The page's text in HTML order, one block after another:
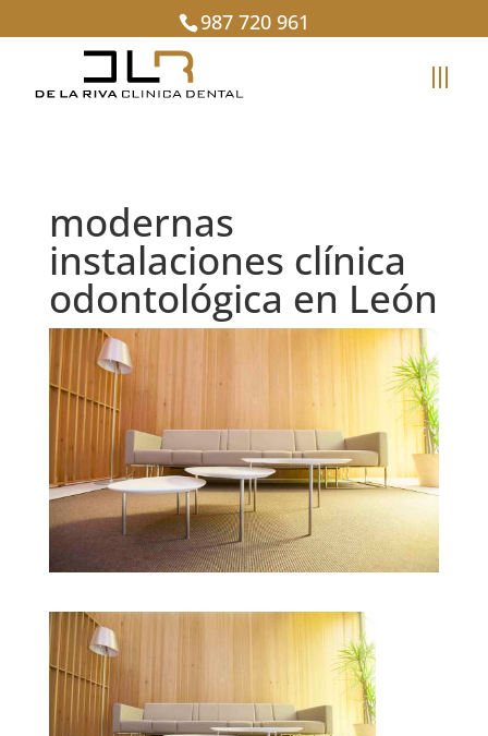
987 720 961
modernas
instalaciones clínica
odontológica en León